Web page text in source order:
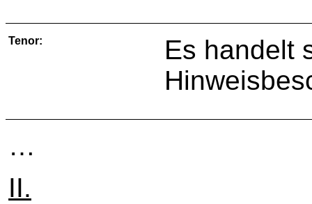
Tenor:
Es handelt
…
II.